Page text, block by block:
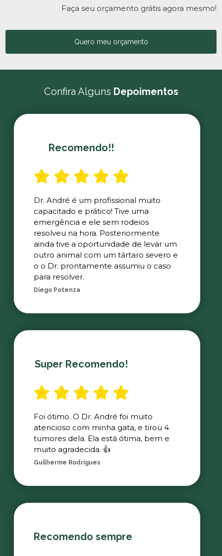
Faça seu orçamento grátis agora mesmo!
Quero meu orçamento
Confira Alguns Depoimentos
Recomendo!!
Dr. André é um profissional muito
capacitado e prático! Tive uma
emergência e ele sem rodeios
resolveu na hora. Posteriormente
ainda tive a oportunidade de levar um
outro animal com um tártaro severo e
o o Dr. prontamente assumiu o caso
para resolver.
Diego Potenza
Super Recomendo!
Foi ótimo. O Dr. André foi muito
atencioso com minha gata, e tirou 4
tumores dela. Ela está ótima, bem e
muito agradecida. 👍
Guilherme Rodrigues
Recomendo sempre